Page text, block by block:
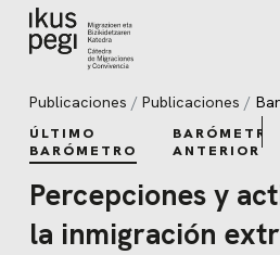
Ir directamente al contenido
Publicaciones Publicaciones
ÚLTIMO
BARÓMETRO
ANTERIORES
Percepciones y
la inmigración